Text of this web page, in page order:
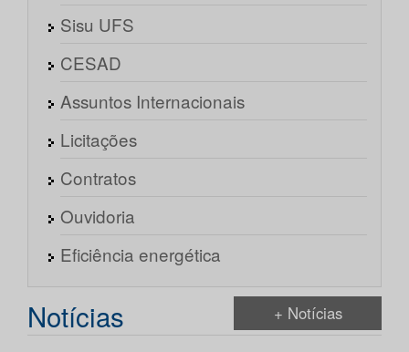
Sisu UFS
CESAD
Assuntos Internacionais
Licitações
Contratos
Ouvidoria
Eficiência energética
Notícias + Notícias